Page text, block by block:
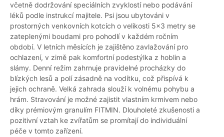
včetně dodržování speciálních zvyklostí nebo podávání
léků podle instrukcí majitele. Psi jsou ubytováni v
prostorných venkovních kotcích o velikosti 5x3 metry se
zateplenými boudami pro pohodlí v každém ročním
období. V letních měsících je zajištěno zavlažování pro
ochlazení, v zimě pak komfortní podestýlka z hoblin a
slámy. Denní režim zahrnuje pravidelné procházky do
blízkých lesů a polí zásadně na vodítku, což přispívá k
jejich ochraně. Velká zahrada slouží k volnému pohybu a
hrám. Stravování je možné zajistit vlastním krmivem nebo
díky prémiovým granulím FITMIN. Dlouholeté zkušenosti a
pozitivní vztah ke zvířatům se promítají do individuální
péče v tomto zařízení.